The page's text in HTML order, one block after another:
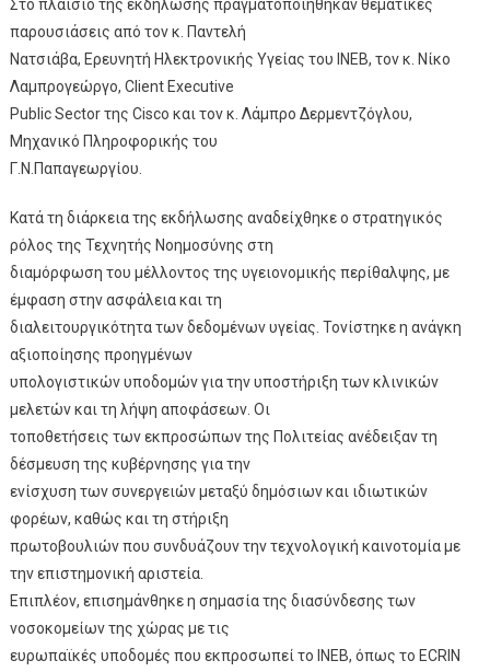
Στο πλαίσιο της εκδήλωσης πραγματοποιήθηκαν θεματικές
παρουσιάσεις από τον κ. Παντελή
Νατσιάβα, Ερευνητή Ηλεκτρονικής Υγείας του ΙΝΕΒ, τον κ. Νίκο
Λαμπρογεώργο, Client Executive
Public Sector της Cisco και τον κ. Λάμπρο Δερμεντζόγλου,
Μηχανικό Πληροφορικής του
Γ.Ν.Παπαγεωργίου.
Κατά τη διάρκεια της εκδήλωσης αναδείχθηκε ο στρατηγικός
ρόλος της Τεχνητής Νοημοσύνης στη
διαμόρφωση του μέλλοντος της υγειονομικής περίθαλψης, με
έμφαση στην ασφάλεια και τη
διαλειτουργικότητα των δεδομένων υγείας. Τονίστηκε η ανάγκη
αξιοποίησης προηγμένων
υπολογιστικών υποδομών για την υποστήριξη των κλινικών
μελετών και τη λήψη αποφάσεων. Οι
τοποθετήσεις των εκπροσώπων της Πολιτείας ανέδειξαν τη
δέσμευση της κυβέρνησης για την
ενίσχυση των συνεργειών μεταξύ δημόσιων και ιδιωτικών
φορέων, καθώς και τη στήριξη
πρωτοβουλιών που συνδυάζουν την τεχνολογική καινοτομία με
την επιστημονική αριστεία.
Επιπλέον, επισημάνθηκε η σημασία της διασύνδεσης των
νοσοκομείων της χώρας με τις
ευρωπαϊκές υποδομές που εκπροσωπεί το ΙΝΕΒ, όπως το ECRIN